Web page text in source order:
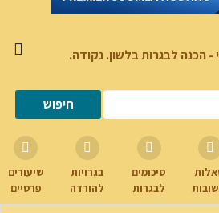
- הכנה לבגרות בלשון. נקודה.
סיכומים
לבגרות
בגרויות
להורדה
שיעורים
פרטיים